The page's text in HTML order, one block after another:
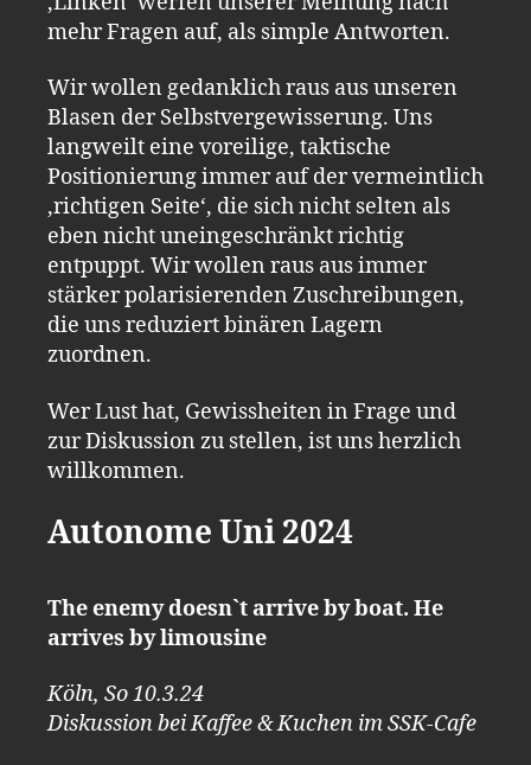
mehr Fragen auf, als simple Antworten.
Wir wollen gedanklich raus aus unseren
Blasen der Selbstvergewisserung. Uns
langweilt eine voreilige, taktische
Positionierung immer auf der vermeintlich
‚richtigen Seite‘, die sich nicht selten als
eben nicht uneingeschränkt richtig
entpuppt. Wir wollen raus aus immer
stärker polarisierenden Zuschreibungen,
die uns reduziert binären Lagern
zuordnen.
Wer Lust hat, Gewissheiten in Frage und
zur Diskussion zu stellen, ist uns herzlich
willkommen.
Autonome Uni 2024
The enemy doesn`t arrive by boat. He
arrives by limousine
Köln, So 10.3.24
Diskussion bei Kaffee & Kuchen im SSK-Cafe